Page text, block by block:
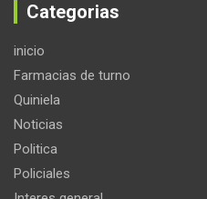
Categorias
inicio
Farmacias de turno
Quiniela
Noticias
Politica
Policiales